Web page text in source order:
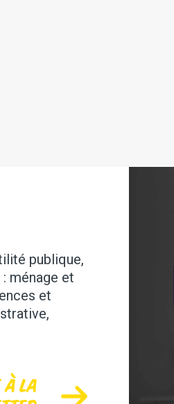
publique,
ménage et
et
à la